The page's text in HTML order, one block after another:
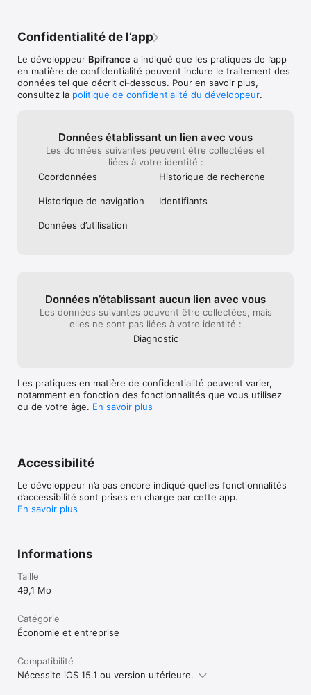
Confidentialité de l’app
Le développeur Bpifrance a indiqué que les pratiques de l’app
en matière de confidentialité peuvent inclure le traitement des
données tel que décrit ci‑dessous. Pour en savoir plus,
consultez la politique de confidentialité du développeur.
Données établissant un lien avec vous
Les données suivantes peuvent être collectées et
liées à votre identité :
Coordonnées
Historique de recherche
Historique de navigation Identifiants
Données d’utilisation
Données n’établissant aucun lien avec vous
Les données suivantes peuvent être collectées, mais
elles ne sont pas liées à votre identité :
Diagnostic
Les pratiques en matière de confidentialité peuvent varier,
notamment en fonction des fonctionnalités que vous utilisez
ou de votre âge. En savoir plus
Accessibilité
Le développeur n’a pas encore indiqué quelles fonctionnalités
d’accessibilité sont prises en charge par cette app.
En savoir plus
Informations
Taille
49,1 Mo
Catégorie
Économie et entreprise
Compatibilité
Nécessite iOS 15.1 ou version ultérieure.